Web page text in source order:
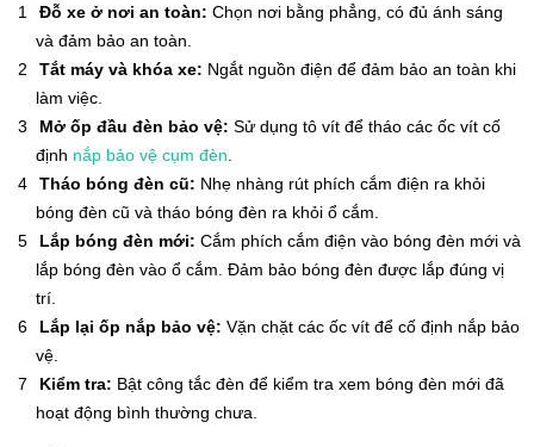
Đỗ xe ở nơi an toàn: Chọn nơi bằng phẳng, có đủ ánh sáng
và đảm bảo an toàn.
Tắt máy và khóa xe: Ngắt nguồn điện để đảm bảo an toàn khi
làm việc.
Mở ốp đầu đèn bảo vệ: Sử dụng tô vít để tháo các ốc vít cố
định nắp bảo vệ cụm đèn
Tháo bóng đèn cũ: Nhẹ nhàng rút phích cắm điện ra khỏi
bóng đèn cũ và tháo bóng đèn ra khỏi ổ cắm.
Lắp bóng đèn mới: Cắm phích cắm điện vào bóng đèn mới và
lắp bóng đèn vào ổ cắm. Đảm bảo bóng đèn được lắp đúng vị
trí.
Lắp lại ốp nắp bảo vệ: Vặn chặt các ốc vít để cố định nắp bảo
vệ.
Kiểm tra: Bật công tắc đèn để kiểm tra xem bóng đèn mới đã
hoạt động bình thường chưa.